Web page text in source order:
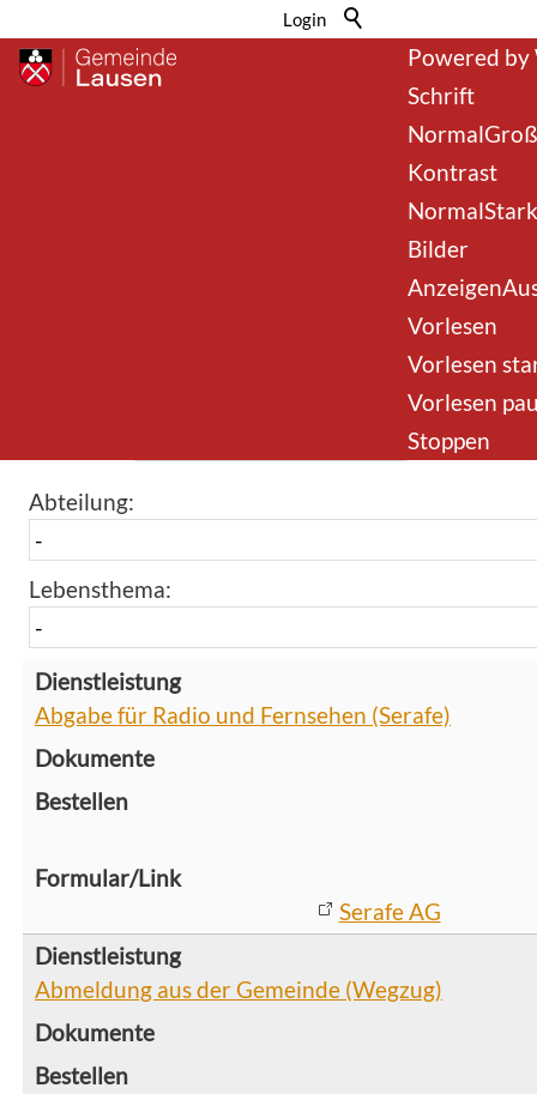
Powered
Schrift
NormalGroß
Kontrast
NormalStark
Bilder
Anzeigen
Vorlesen
Vorlesen
Vorlesen
Stoppen
Login
Abteilung:
Lebensthema:
Abgabe für Radio und Fernsehen (Serafe)
Serafe AG
Abmeldung aus der Gemeinde (Wegzug)